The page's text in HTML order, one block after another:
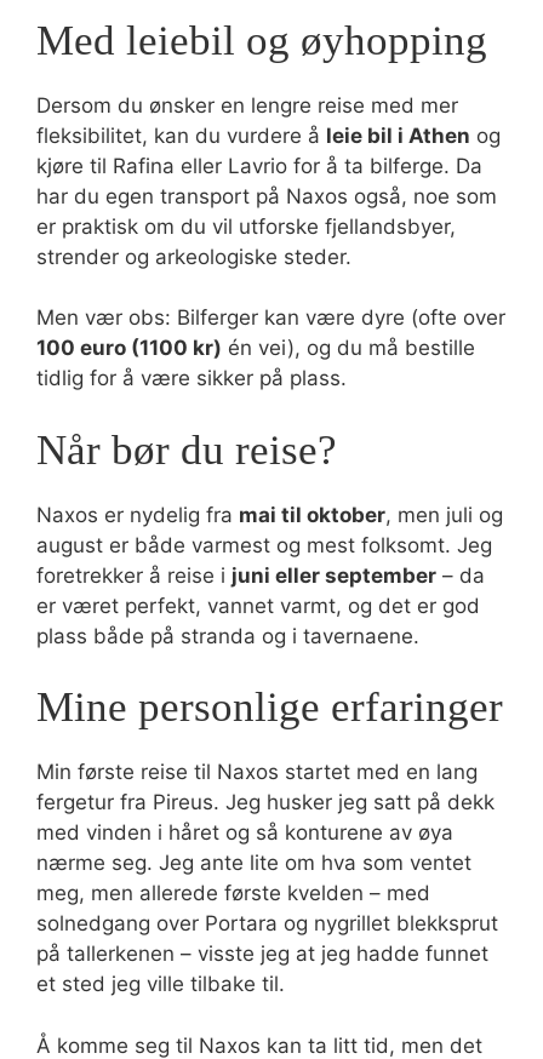
Med leiebil og øyhopping
Dersom du ønsker en lengre reise med mer
fleksibilitet, kan du vurdere å leie bil i Athen og
kjøre til Rafina eller Lavrio for å ta bilferge. Da
har du egen transport på Naxos også, noe som
er praktisk om du vil utforske fjellandsbyer,
strender og arkeologiske steder.
Men vær obs: Bilferger kan være dyre (ofte over
100 euro (1100 kr) én vei), og du må bestille
tidlig for å være sikker på plass.
Når bør du reise?
Naxos er nydelig fra mai til oktober, men juli og
august er både varmest og mest folksomt. Jeg
foretrekker å reise i juni eller september – da
er været perfekt, vannet varmt, og det er god
plass både på stranda og i tavernaene.
Mine personlige erfaringer
Min første reise til Naxos startet med en lang
fergetur fra Pireus. Jeg husker jeg satt på dekk
med vinden i håret og så konturene av øya
nærme seg. Jeg ante lite om hva som ventet
meg, men allerede første kvelden – med
solnedgang over Portara og nygrillet blekksprut
på tallerkenen – visste jeg at jeg hadde funnet
et sted jeg ville tilbake til.
Å komme seg til Naxos kan ta litt tid, men det